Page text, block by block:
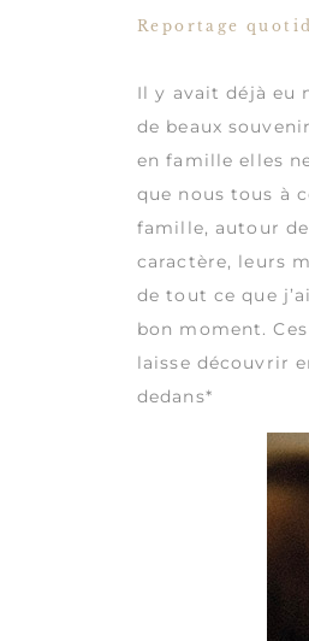
Reportage
Il y avait déjà eu
de beaux
en famille elles
que nous tous à
famille, autour
caractère, leurs
de tout ce que
bon moment.
laisse découvrir
dedans*